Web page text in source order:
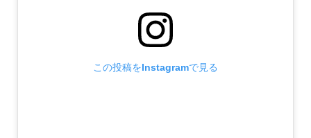
この投稿をInstagramで見る